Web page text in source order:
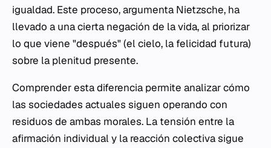
igualdad. Este proceso, argumenta Nietzsche, ha
llevado a una cierta negación de la vida, al priorizar
lo que viene "después" (el cielo, la felicidad futura)
sobre la plenitud presente.
Comprender esta diferencia permite analizar cómo
las sociedades actuales siguen operando con
residuos de ambas morales. La tensión entre la
afirmación individual y la reacción colectiva sigue